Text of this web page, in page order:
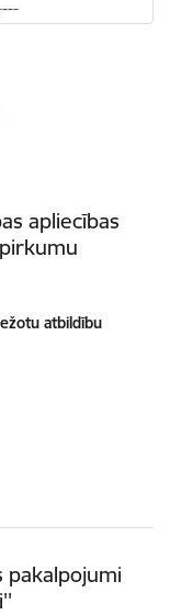
apliecības
atbildību
pakalpojumi